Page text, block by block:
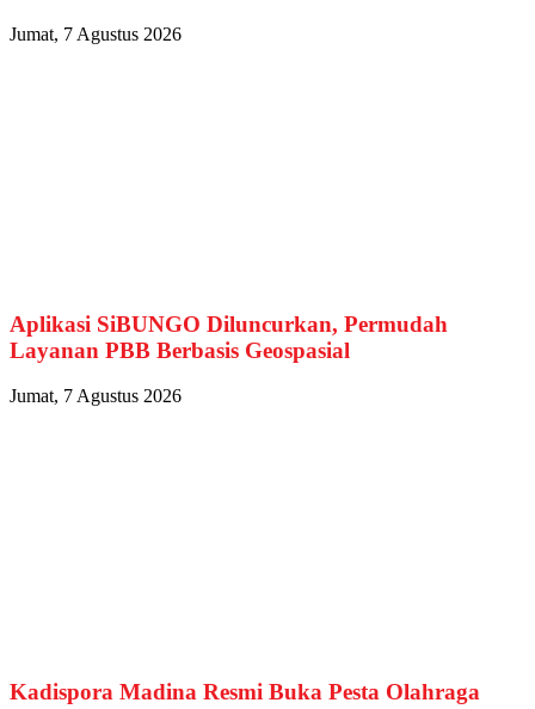
Jumat, 7 Agustus 2026
Aplikasi SiBUNGO Diluncurkan, Permudah
Layanan PBB Berbasis Geospasial
Jumat, 7 Agustus 2026
Kadispora Madina Resmi Buka Pesta Olahraga